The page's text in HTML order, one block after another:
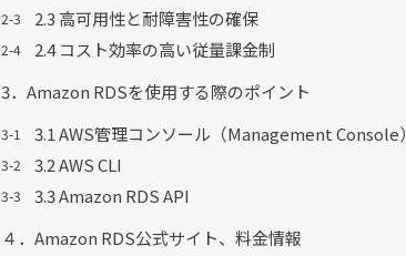
2.3 高可用性と耐障害性の確保
2.4 コスト効率の高い従量課金制
3．Amazon RDSを使用する際のポイント
3.1 AWS管理コンソール（Management Console）
3.2 AWS CLI
3.3 Amazon RDS API
４．Amazon RDS公式サイト、料金情報